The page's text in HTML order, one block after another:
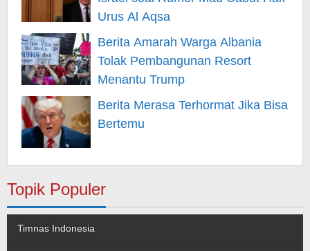
Urus Al Aqsa
Berita Amarah Warga Albania
Tolak Pembangunan Resort
Menantu Trump
Berita Merasa Terhormat Jika Bisa
Bertemu
Topik Populer
Timnas Indonesia